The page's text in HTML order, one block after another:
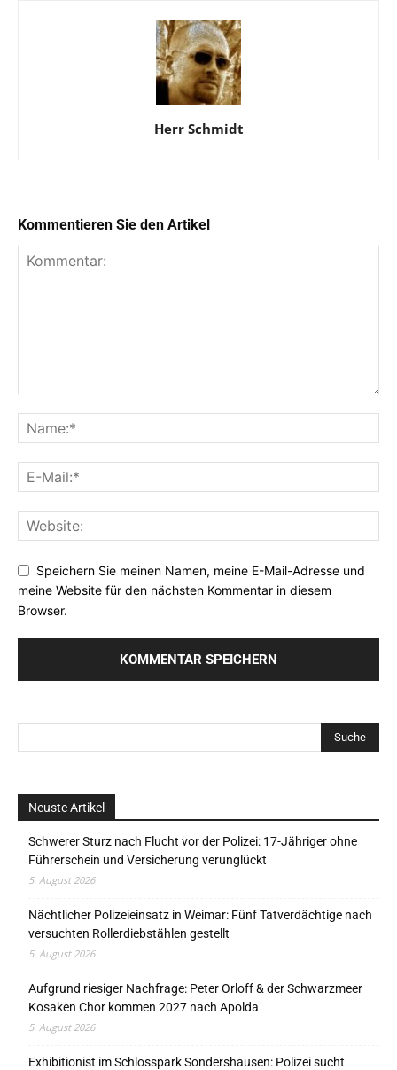
Herr Schmidt
Kommentieren Sie den Artikel
Speichern Sie meinen Namen, meine E-Mail-Adresse und
meine Website für den nächsten Kommentar in diesem
Browser.
Neuste Artikel
Schwerer Sturz nach Flucht vor der Polizei: 17-Jähriger ohne
Führerschein und Versicherung verunglückt
5. August 2026
Nächtlicher Polizeieinsatz in Weimar: Fünf Tatverdächtige nach
versuchten Rollerdiebstählen gestellt
5. August 2026
Aufgrund riesiger Nachfrage: Peter Orloff & der Schwarzmeer
Kosaken Chor kommen 2027 nach Apolda
5. August 2026
Exhibitionist im Schlosspark Sondershausen: Polizei sucht